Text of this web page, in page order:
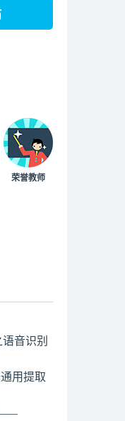
荣誉教师
音识别
用提取
——